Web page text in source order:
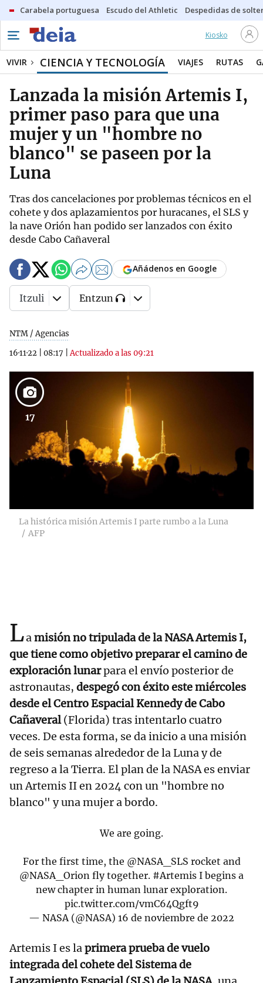
Carabela portuguesa Escudo del Athletic Despedidas de
Kiosko
VIVIR CIENCIA Y TECNOLOGÍA VIAJES RUTAS
Lanzada la misión Artemis I,
primer paso para que una
mujer y un "hombre no
blanco" se paseen por la
Luna
Tras dos cancelaciones por problemas técnicos en el
cohete y dos aplazamientos por huracanes, el SLS y
la nave Orión han podido ser lanzados con éxito
desde Cabo Cañaveral
NTM / Agencias
16·11·22
08:17 |Actualizado a las 09:21
Añádenos en Google
Itzuli Entzun
17
La histórica misión Artemis I parte rumbo a la Luna
AFP
Lamisión no tripulada de la NASA Artemis I,
que tiene como objetivo preparar el camino de
exploración lunarpara el envío posterior de
astronautas, despegó con éxito este miércoles
desde el Centro Espacial Kennedy de Cabo
Cañaveral(Florida) tras intentarlo cuatro
veces. De esta forma, se da inicio a una misión
de seis semanas alrededor de la Luna y de
regreso a la Tierra. El plan de la NASA es enviar
un Artemis II en 2024 con un "hombre no
blanco" y una mujer a bordo.
We are going.
For the first time, the @NASA_SLS rocket and
@NASA_Orion fly together. #Artemis I begins a
new chapter in human lunar exploration.
pic.twitter.com/vmC64Qgft9
— NASA (@NASA) 16 de noviembre de 2022
Artemis I es laprimera prueba de vuelo
integrada del cohete del Sistema de